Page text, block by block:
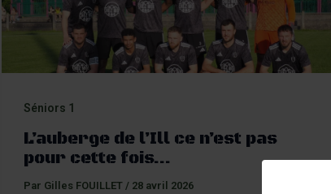
Séniors 1
L’auberge de l’Ill ce n’est pas
pour cette fois…
Par Gilles FOUILLET / 28 avril 2026